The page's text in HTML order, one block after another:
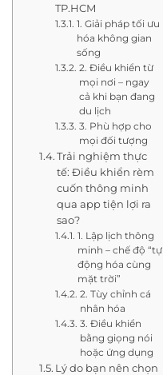
TP.HCM
1. Giải pháp tối ưu
hóa không gian
sống
2. Điều khiển từ
mọi nơi – ngay
cả khi bạn đang
du lịch
3. Phù hợp cho
mọi đối tượng
Trải nghiệm thực
tế: Điều khiển rèm
cuốn thông minh
qua app tiện lợi ra
sao?
1. Lập lịch thông
minh – chế độ “tự
động hóa cùng
mặt trời”
2. Tùy chỉnh cá
nhân hóa
3. Điều khiển
bằng giọng nói
hoặc ứng dụng
Lý do bạn nên chọn